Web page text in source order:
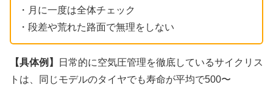
・月に一度は全体チェック
・段差や荒れた路面で無理をしない
【具体例】
日常的に空気圧管理を徹底しているサイクリス
トは、同じモデルのタイヤでも寿命が平均で500〜